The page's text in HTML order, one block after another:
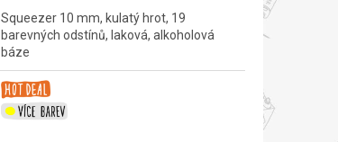
Squeezer 10 mm, kulatý hrot, 19
barevných odstínů, laková, alkoholová
báze